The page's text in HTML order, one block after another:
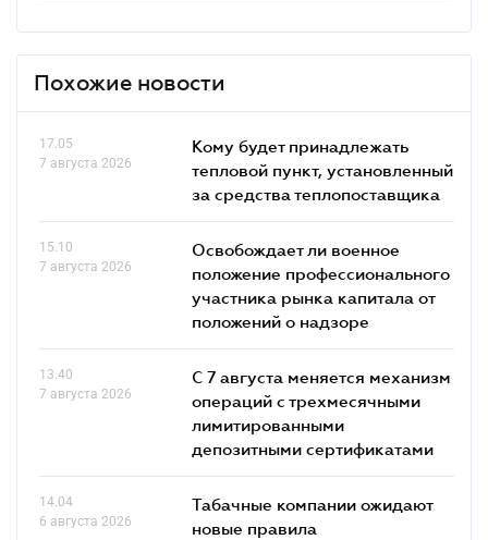
Похожие новости
17.05
7 августа 2026
Кому будет принадлежать
тепловой пункт, установленный
за средства теплопоставщика
15.10
7 августа 2026
Освобождает ли военное
положение профессионального
участника рынка капитала от
положений о надзоре
13.40
7 августа 2026
С 7 августа меняется механизм
операций с трехмесячными
лимитированными
депозитными сертификатами
14.04
6 августа 2026
Табачные компании ожидают
новые правила